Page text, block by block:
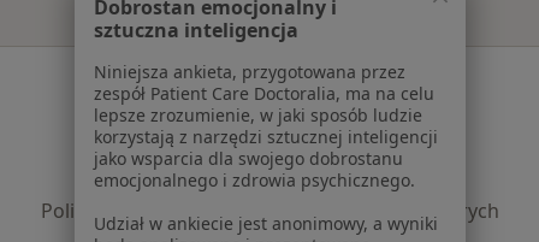
Serwis
Regulamin
Polityka prywatności pacjentów
Polityka prywatności profesjonalistów
Polityka prywatności dla profesjonalistów, których
Dobrostan emocjonalny i
sztuczna inteligencja
Niniejsza ankieta, przygotowana przez
zespół Patient Care Doctoralia, ma na celu
lepsze zrozumienie, w jaki sposób ludzie
korzystają z narzędzi sztucznej inteligencji
jako wsparcia dla swojego dobrostanu
emocjonalnego i zdrowia psychicznego.
Udział w ankiecie jest anonimowy, a wyniki